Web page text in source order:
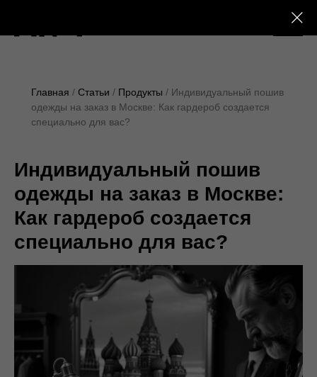
Главная Статьи Продукты
Индивидуальный пошив
одежды на заказ в Москве: Как гардероб создается
специально для вас?
Индивидуальный пошив
одежды на заказ в Москве:
Как гардероб создается
специально для вас?